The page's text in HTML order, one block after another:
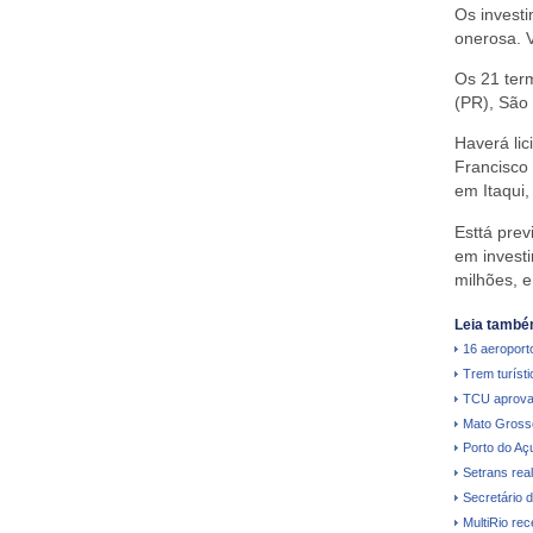
Os
onerosa.
Os 21
(PR),
Haverá
em
Esttá
em
milhões,
Leia
16
Trem
TCU
Mato
Porto do
Setrans
Secretário
MultiRio